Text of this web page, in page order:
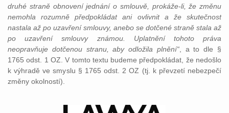
druhé straně obnovení jednání o smlouvě, prokáže-li, že změnu
nemohla rozumně předpokládat ani ovlivnit a že skutečnost
nastala až po uzavření smlouvy, anebo se dotčené straně stala až
po uzavření smlouvy známou. Uplatnění tohoto práva
neopravňuje dotčenou stranu, aby odložila plnění“, a to dle §
1765 odst. 1 OZ. V tomto textu budeme předpokládat, že nedošlo
k výhradě ve smyslu § 1765 odst. 2 OZ (tj. k převzetí nebezpečí
změny okolností).